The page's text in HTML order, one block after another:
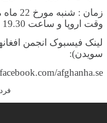
وقت اروپا و ساعت 19.30 به وقت افغانستان
لینک فیسبوک انجمن
سویدن):
afghanha.se